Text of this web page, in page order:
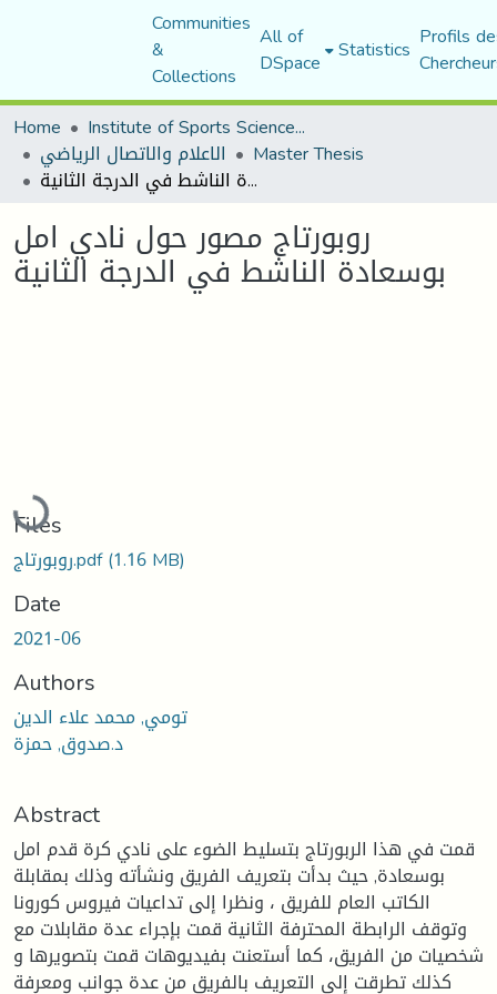
Communities
&
Collections
All of
DSpace Statistics Profils
Home
Institute of Sports Sciences and Techniques
الاعلام والاتصال الرياضي Master Thesis
روبورتاج مصور حول نادي امل بوسعادة الناشط في الدرجة الثانية
روبورتاج مصور حول نادي امل
بوسعادة الناشط في الدرجة الثانية
Loading...
Files
روبورتاج.pdf(1.16 MB)
Date
2021-06
Authors
تومي, محمد علاء الدين
د.صدوق, حمزة
Abstract
قمت في هذا الربورتاج بتسليط الضوء على نادي كرة قدم امل
بوسعادة, حيث بدأت بتعريف الفريق ونشأته وذلك بمقابلة
الكاتب العام للفريق ، ونظرا إلى تداعيات فيروس كورونا
وتوقف الرابطة المحترفة الثانية قمت بإجراء عدة مقابلات مع
شخصيات من الفريق، كما أستعنت بفيديوهات قمت بتصويرها و
كذلك تطرقت إلى التعريف بالفريق من عدة جوانب ومعرفة